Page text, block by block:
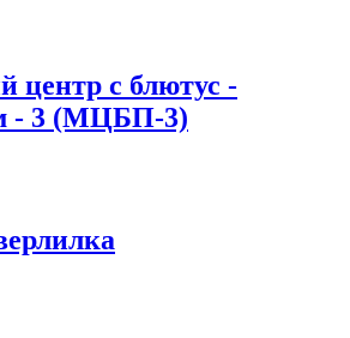
с блютус -
- 3 (МЦБП-3)